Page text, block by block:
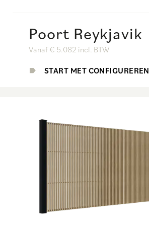
Poort Reykjavik
Vanaf € 5.082 incl. BTW
START MET CONFIGUREREN